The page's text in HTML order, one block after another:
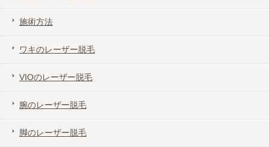
施術方法
ワキのレーザー脱毛
VIOのレーザー脱毛
腕のレーザー脱毛
脚のレーザー脱毛